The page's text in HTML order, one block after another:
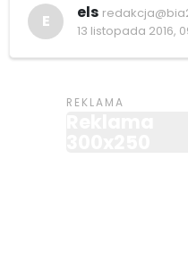
E els
13 listopada 2016,